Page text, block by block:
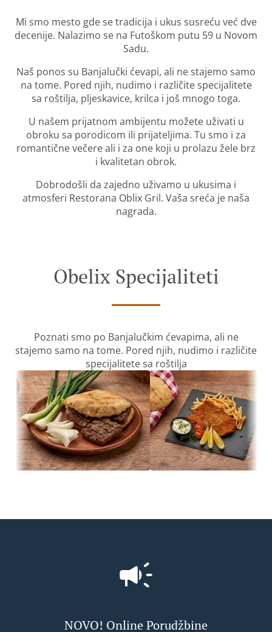
Mi smo mesto gde se tradicija i ukus susreću već dve
decenije. Nalazimo se na Futoškom putu 59 u Novom
Sadu.
Naš ponos su Banjalučki ćevapi, ali ne stajemo samo
na tome. Pored njih, nudimo i različite specijalitete
sa roštilja, pljeskavice, krilca i još mnogo toga.
U našem prijatnom ambijentu možete uživati u
obroku sa porodicom ili prijateljima. Tu smo i za
romantične večere ali i za one koji u prolazu žele brz
i kvalitetan obrok.
Dobrodošli da zajedno uživamo u ukusima i
atmosferi Restorana Oblix Gril. Vaša sreća je naša
nagrada.
Obelix Specijaliteti
Poznati smo po Banjalučkim ćevapima, ali ne
stajemo samo na tome. Pored njih, nudimo i različite
specijalitete sa roštilja
NOVO! Online Porudžbine